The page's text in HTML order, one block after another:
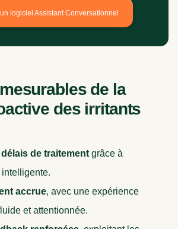
logiciel Assistant Conversationnel
de la
des irritants
de traitement grâce à
intelligente.
accrue, avec une expérience
et attentionnée.